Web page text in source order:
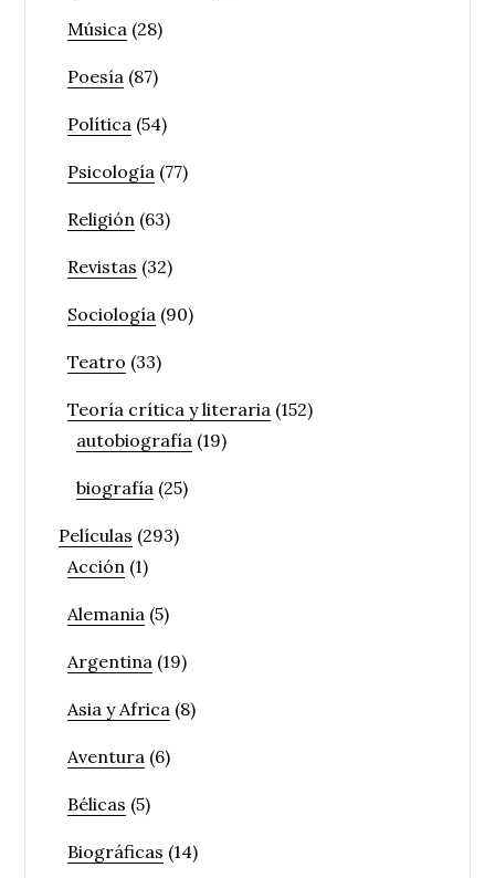
Música (28)
Poesía (87)
Política (54)
Psicología (77)
Religión (63)
Revistas (32)
Sociología (90)
Teatro (33)
Teoría crítica y literaria (152)
autobiografía (19)
biografía (25)
Películas (293)
Acción (1)
Alemania (5)
Argentina (19)
Asia y Africa (8)
Aventura (6)
Bélicas (5)
Biográficas (14)